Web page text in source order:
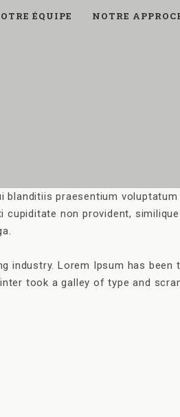
ÉQUIPE NOTRE
praesentium voluptatum
non provident,
Lorem Ipsum has been
took a galley of type and